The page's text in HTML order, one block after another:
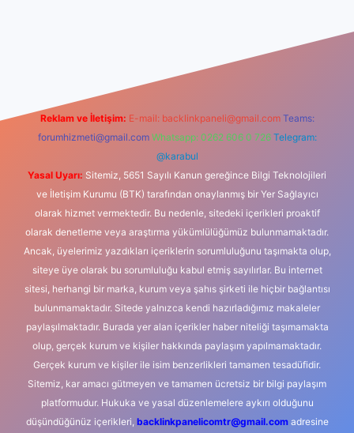
Reklam ve İletişim: E-mail: backlinkpaneli@gmail.com Teams:
forumhizmeti@gmail.com Whatsapp: 0262 606 0 726 Telegram:
@karabul
Yasal Uyarı: Sitemiz, 5651 Sayılı Kanun gereğince Bilgi Teknolojileri
ve İletişim Kurumu (BTK) tarafından onaylanmış bir Yer Sağlayıcı
olarak hizmet vermektedir. Bu nedenle, sitedeki içerikleri proaktif
olarak denetleme veya araştırma yükümlülüğümüz bulunmamaktadır.
Ancak, üyelerimiz yazdıkları içeriklerin sorumluluğunu taşımakta olup,
siteye üye olarak bu sorumluluğu kabul etmiş sayılırlar. Bu internet
sitesi, herhangi bir marka, kurum veya şahıs şirketi ile hiçbir bağlantısı
bulunmamaktadır. Sitede yalnızca kendi hazırladığımız makaleler
paylaşılmaktadır. Burada yer alan içerikler haber niteliği taşımamakta
olup, gerçek kurum ve kişiler hakkında paylaşım yapılmamaktadır.
Gerçek kurum ve kişiler ile isim benzerlikleri tamamen tesadüfidir.
Sitemiz, kar amacı gütmeyen ve tamamen ücretsiz bir bilgi paylaşım
platformudur. Hukuka ve yasal düzenlemelere aykırı olduğunu
düşündüğünüz içerikleri, backlinkpanelicomtr@gmail.comadresine